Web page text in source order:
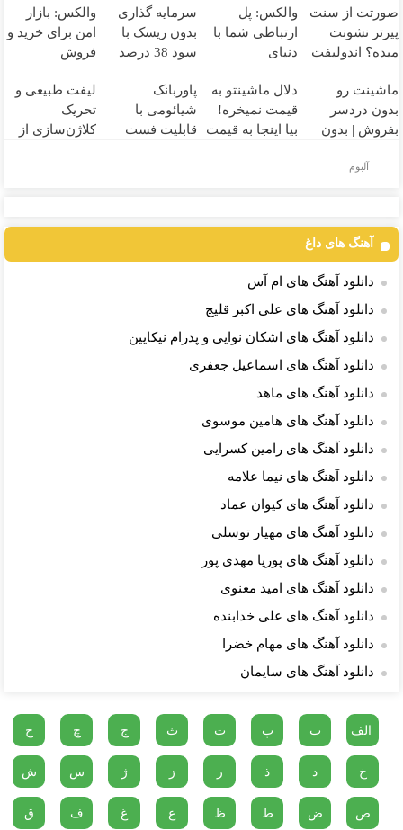
صورتت از سنت
پیرتر نشونت
میده؟ اندولیفت
🔰
والکس: پل
ارتباطی شما با
دنیای
دیجیتال
سرمایه گذاری
بدون ریسک با
سود 38 درصد
والکس: بازار
امن برای خرید و
فروش
دیجیتال
ماشینت رو
بدون دردسر
بفروش | بدون
دلال ماشینتو به
قیمت نمیخره!
بیا اینجا به قیمت
پاوربانک
شیائومی با
قابلیت فست
لیفت طبیعی و
تحریک
کلاژن‌سازی از
آلبوم
آهنگ های داغ
دانلود آهنگ های ام آس
دانلود آهنگ های علی اکبر قلیچ
دانلود آهنگ های اشکان نوایی و پدرام نیکایین
دانلود آهنگ های اسماعیل جعفری
دانلود آهنگ های ماهد
دانلود آهنگ های هامین موسوی
دانلود آهنگ های رامین کسرایی
دانلود آهنگ های نیما علامه
دانلود آهنگ های کیوان عماد
دانلود آهنگ های مهیار توسلی
دانلود آهنگ های پوریا مهدی پور
دانلود آهنگ های امید معنوی
دانلود آهنگ های علی خدابنده
دانلود آهنگ های مهام خضرا
دانلود آهنگ های سایمان
الف ب پ ت ث ج چ ح
خ د ذ ر ز ژ س ش
ص ض ط ظ ع غ ف ق